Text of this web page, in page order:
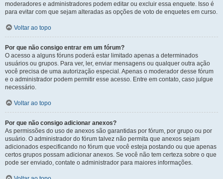
moderadores e administradores podem editar ou excluir essa enquete. Isso é
para evitar com que sejam alteradas as opções de voto de enquetes em curso.
Voltar ao topo
Por que não consigo entrar em um fórum?
O acesso a alguns fóruns poderá estar limitado apenas a determinados
usuários ou grupos. Para ver, ler, enviar mensagens ou qualquer outra ação
você precisa de uma autorização especial. Apenas o moderador desse fórum
e o administrador podem permitir esse acesso. Entre em contato, caso julgue
necessário.
Voltar ao topo
Por que não consigo adicionar anexos?
As permissões do uso de anexos são garantidas por fórum, por grupo ou por
usuário. O administrador do fórum talvez não permita que anexos sejam
adicionados especificando no fórum que você esteja postando ou que apenas
certos grupos possam adicionar anexos. Se você não tem certeza sobre o que
pode ser enviado, contate o administrador para maiores informações.